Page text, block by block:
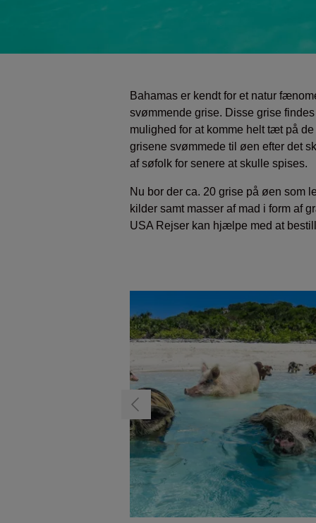
Bahamas er kendt for et natur
svømmende grise. Disse grise
mulighed for at komme helt tæt på
grisene svømmede til øen efter det
af søfolk for senere at skulle spises.
Nu bor der ca. 20 grise på øen som
kilder samt masser af mad i form af
USA Rejser kan hjælpe med at